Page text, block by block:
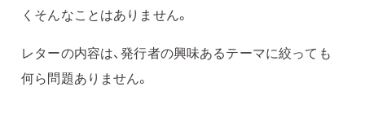
くそんなことはありません。
レターの内容は、発行者の興味あるテーマに絞っても
何ら問題ありません。